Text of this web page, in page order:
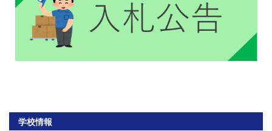
学校情報